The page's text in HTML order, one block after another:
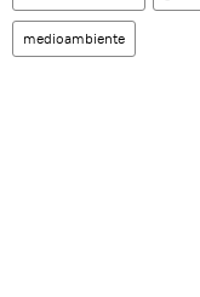
medioambiente